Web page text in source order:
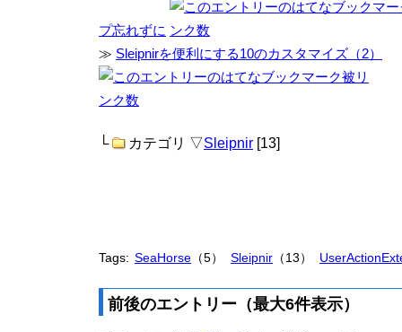
プ忘れずに
≫ Sleipnirを便利にする10のカスタマイズ（2）
└ カテゴリ ▽Sleipnir [13]
Tags: SeaHorse （5） Sleipnir （13）
前後のエントリー（最大6件表示）